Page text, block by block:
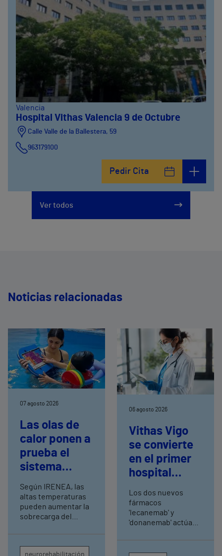
Valencia
Hospital Vithas Valencia 9 de Octubre
Calle Valle de la Ballestera, 59
963179100
Pedir Cita
Ver todos
Noticias relacionadas
07 agosto 2026
Las olas de
calor ponen a
prueba el
sistema
los niños con
trastornos
del
según
Según IRENEA, las
altas temperaturas
pueden aumentar la
sobrecarga del
del neurodesarrollo
06 agosto 2026
Vithas Vigo
se convierte
en el primer
hospital
gallego en
tratar a
pacientes de
alzhéimer en
Los dos nuevos
fármacos
'lecanemab' y
'donanemab' actúan
el cerebro para